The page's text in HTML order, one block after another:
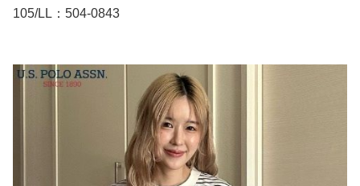
105/LL：504-0843